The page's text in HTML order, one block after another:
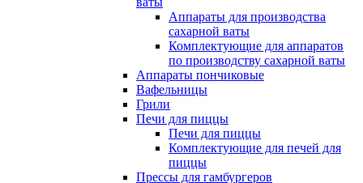
Аппараты для производства
сахарной ваты
Комплектующие для аппаратов
по производству сахарной ваты
Аппараты пончиковые
Вафельницы
Грили
Печи для пиццы
Печи для пиццы
Комплектующие для печей для
пиццы
Прессы для гамбургеров